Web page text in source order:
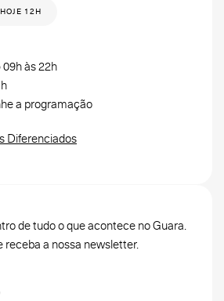
12H ÀS 21H
09h às 22h
a programação
Diferenciados
de tudo o que acontece no Guara.
receba a nossa newsletter.